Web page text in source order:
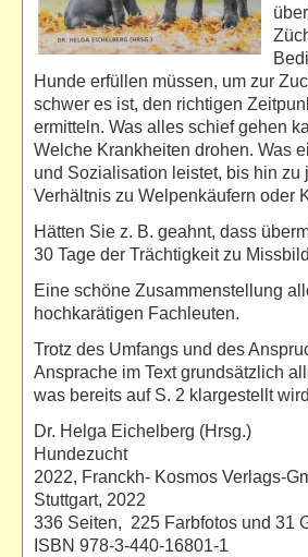
Hunde erfüllen müssen, um zur
schwer es ist, den richtigen
ermitteln. Was alles schief gehen
Welche Krankheiten drohen. Was
und Sozialisation leistet, bis hin
Verhältnis zu Welpenkäufern oder
Hätten Sie z. B. geahnt, dass
30 Tage der Trächtigkeit zu
Eine schöne Zusammenstellung
hochkarätigen Fachleuten.
Trotz des Umfangs und des
Ansprache im Text grundsätzlich
was bereits auf S. 2 klargestellt
Dr. Helga Eichelberg (Hrsg.)
Hundezucht
2022, Franckh- Kosmos Verlags-
Stuttgart, 2022
336 Seiten, 225 Farbfotos und 31
ISBN 978-3-440-16801-1